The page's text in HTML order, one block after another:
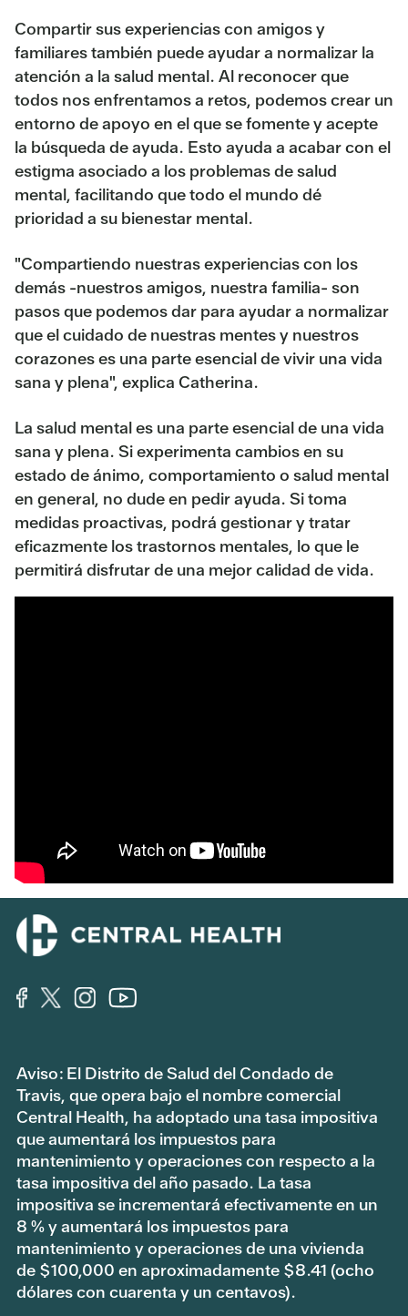
Compartir sus experiencias con amigos y
familiares también puede ayudar a normalizar la
atención a la salud mental. Al reconocer que
todos nos enfrentamos a retos, podemos crear un
entorno de apoyo en el que se fomente y acepte
la búsqueda de ayuda. Esto ayuda a acabar con el
estigma asociado a los problemas de salud
mental, facilitando que todo el mundo dé
prioridad a su bienestar mental.
"Compartiendo nuestras experiencias con los
demás -nuestros amigos, nuestra familia- son
pasos que podemos dar para ayudar a normalizar
que el cuidado de nuestras mentes y nuestros
corazones es una parte esencial de vivir una vida
sana y plena", explica Catherina.
La salud mental es una parte esencial de una vida
sana y plena. Si experimenta cambios en su
estado de ánimo, comportamiento o salud mental
en general, no dude en pedir ayuda. Si toma
medidas proactivas, podrá gestionar y tratar
eficazmente los trastornos mentales, lo que le
permitirá disfrutar de una mejor calidad de vida.
Aviso: El Distrito de Salud del Condado de
Travis, que opera bajo el nombre comercial
Central Health, ha adoptado una tasa impositiva
que aumentará los impuestos para
mantenimiento y operaciones con respecto a la
tasa impositiva del año pasado. La tasa
impositiva se incrementará efectivamente en un
8 % y aumentará los impuestos para
mantenimiento y operaciones de una vivienda
de $100,000 en aproximadamente $8.41 (ocho
dólares con cuarenta y un centavos).